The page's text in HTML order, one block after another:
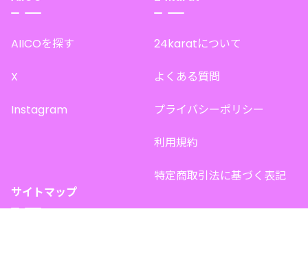
AIICOを探す
X
Instagram
24karatについて
よくある質問
プライバシーポリシー
利用規約
特定商取引法に基づく表記
サイトマップ